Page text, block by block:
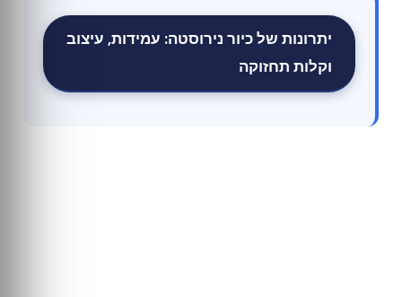
יתרונות של כיור נירוסטה: עמידות, עיצוב
וקלות תחזוקה